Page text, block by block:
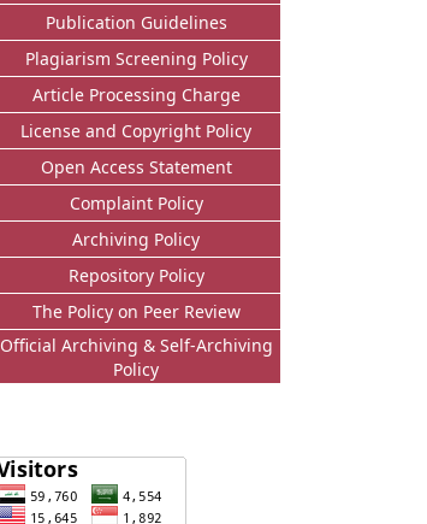
Publication Guidelines
Plagiarism Screening Policy
Article Processing Charge
License and Copyright Policy
Open Access Statement
Complaint Policy
Archiving Policy
Repository Policy
The Policy on Peer Review
Official Archiving & Self-Archiving
Policy